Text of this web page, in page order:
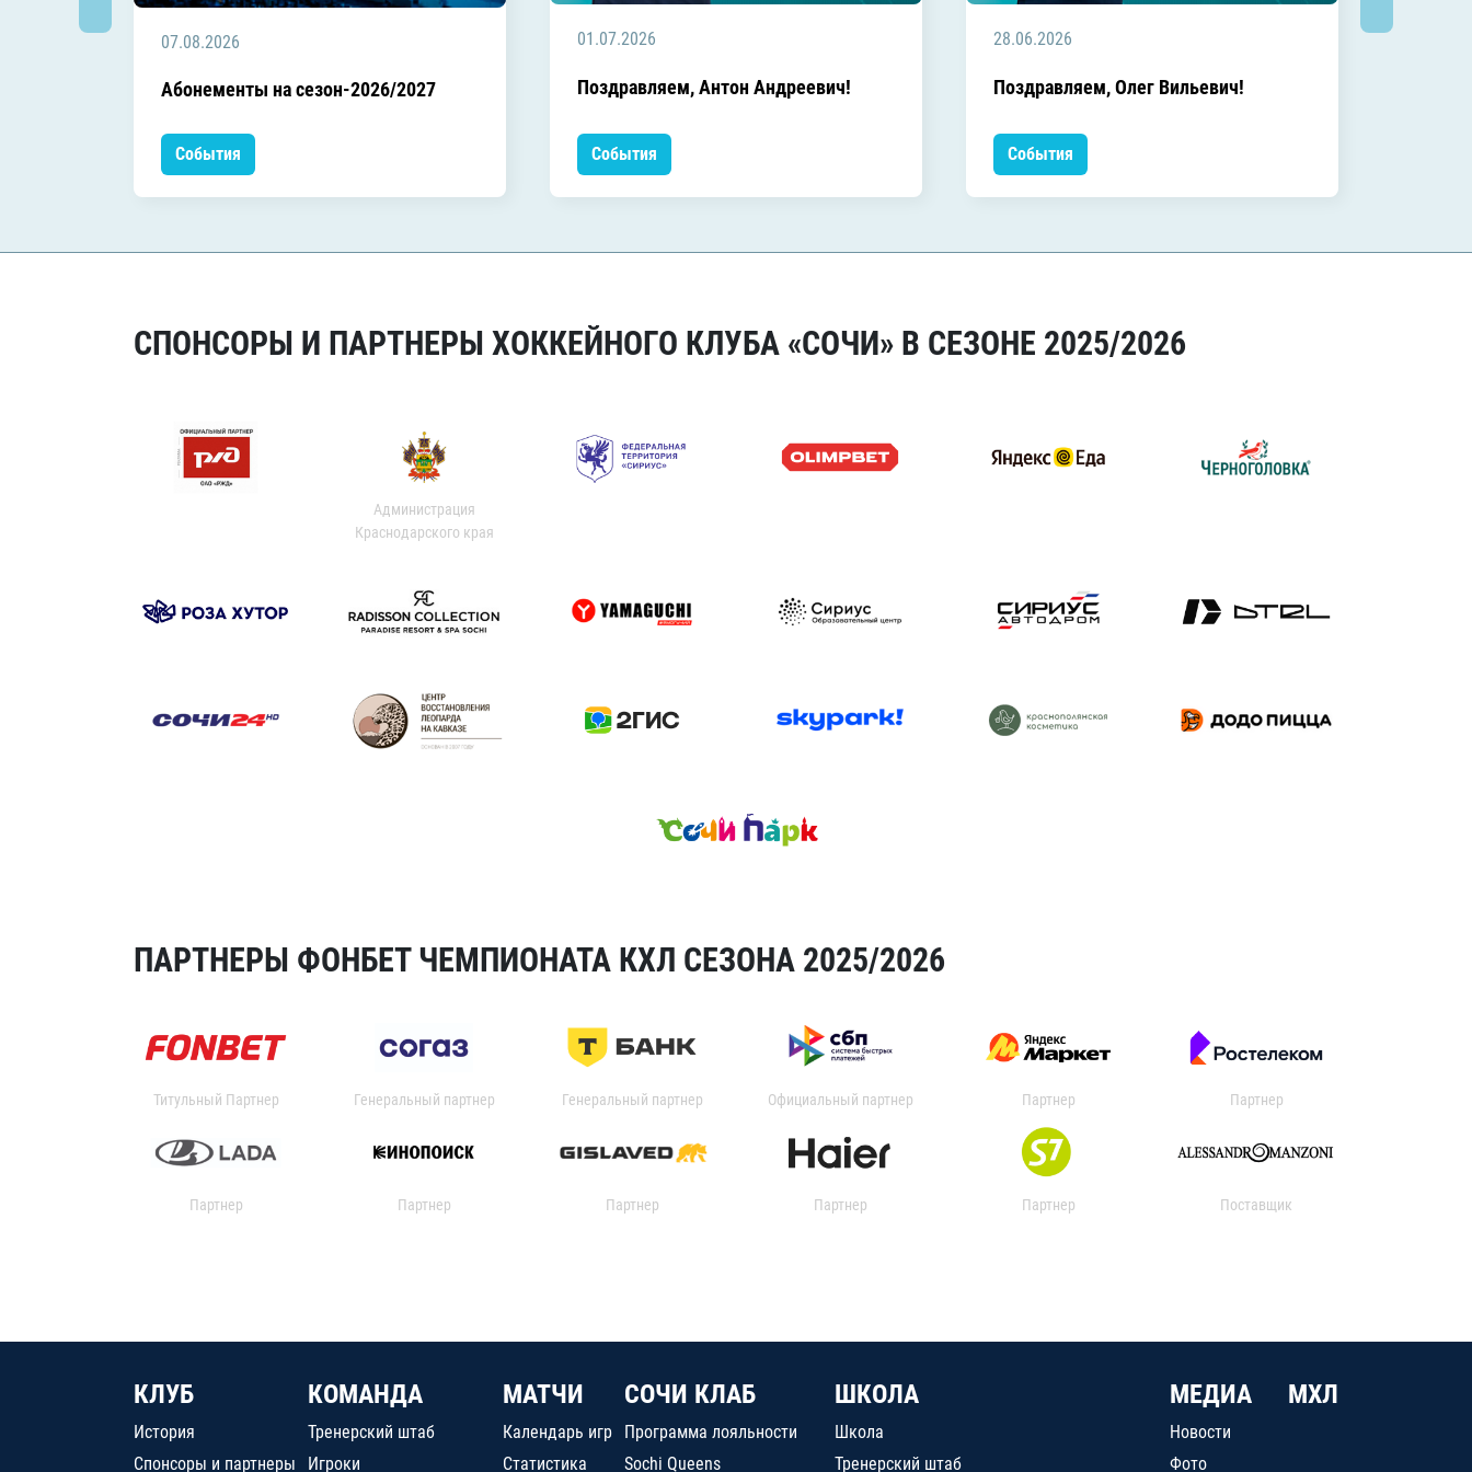
07.08.2026
Абонементы на сезон-2026/2027
События
01.07.2026
Поздравляем, Антон Андреевич!
События
28.06.2026
Поздравляем, Олег Вильевич!
События
СПОНСОРЫ И ПАРТНЕРЫ ХОККЕЙНОГО КЛУБА «СОЧИ» В СЕЗОНЕ 2025/2026
Администрация
Краснодарского края
ПАРТНЕРЫ ФОНБЕТ ЧЕМПИОНАТА КХЛ СЕЗОНА 2025/2026
Титульный Партнер Генеральный партнер Генеральный партнер Официальный партнер Партнер Партнер
Партнер Партнер Партнер Партнер Партнер Поставщик
КЛУБ
История
Спонсоры и партнеры
КОМАНДА
Тренерский штаб
Игроки
МАТЧИ
Календарь игр
Статистика
СОЧИ КЛАБ
Программа лояльности
Sochi Queens
ШКОЛА
Школа
Тренерский штаб
МЕДИА
Новости
Фото
МХЛ